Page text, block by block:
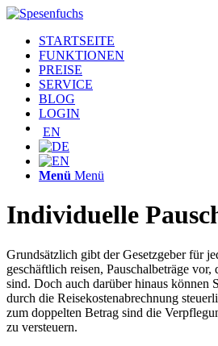
STARTSEITE
FUNKTIONEN
PREISE
SERVICE
BLOG
LOGIN
EN
Menü Menü
Individuelle
Grundsätzlich gibt der Gesetzgeber für
geschäftlich reisen, Pauschalbeträge
sind. Doch auch darüber hinaus können
durch die Reisekostenabrechnung
zum doppelten Betrag sind die
zu versteuern.